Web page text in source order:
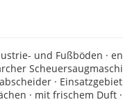
und Fußböden ·
·
· mit frischem Duft